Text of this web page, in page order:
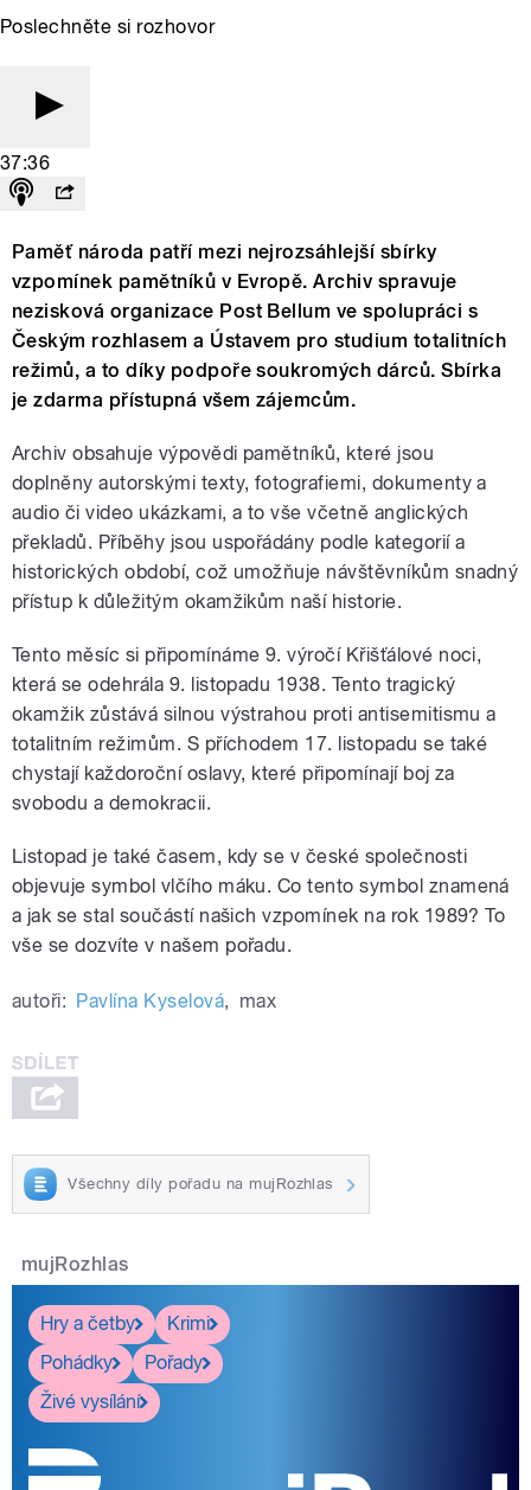
Poslechněte si rozhovor
37:36
Paměť národa patří mezi nejrozsáhlejší sbírky
vzpomínek pamětníků v Evropě. Archiv spravuje
nezisková organizace Post Bellum ve spolupráci s
Českým rozhlasem a Ústavem pro studium totalitních
režimů, a to díky podpoře soukromých dárců. Sbírka
je zdarma přístupná všem zájemcům.
Archiv obsahuje výpovědi pamětníků, které jsou
doplněny autorskými texty, fotografiemi, dokumenty a
audio či video ukázkami, a to vše včetně anglických
překladů. Příběhy jsou uspořádány podle kategorií a
historických období, což umožňuje návštěvníkům snadný
přístup k důležitým okamžikům naší historie.
Tento měsíc si připomínáme 9. výročí Křišťálové noci,
která se odehrála 9. listopadu 1938. Tento tragický
okamžik zůstává silnou výstrahou proti antisemitismu a
totalitním režimům. S příchodem 17. listopadu se také
chystají každoroční oslavy, které připomínají boj za
svobodu a demokracii.
Listopad je také časem, kdy se v české společnosti
objevuje symbol vlčího máku. Co tento symbol znamená
a jak se stal součástí našich vzpomínek na rok 1989? To
vše se dozvíte v našem pořadu.
autoři: Pavlína Kyselová, max
Všechny díly pořadu na mujRozhlas
mujRozhlas
Hry a četby
Krimi
Pohádky
Pořady
Živé vysílání